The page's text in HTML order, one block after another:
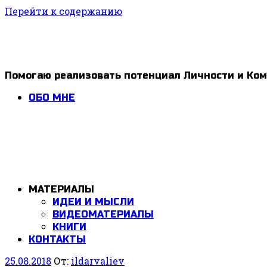
Перейти к содержанию
1ldar
Помогаю реализовать потенциал Личности и
ОБО МНЕ
МАТЕРИАЛЫ
ИДЕИ И МЫСЛИ
ВИДЕОМАТЕРИАЛЫ
КНИГИ
КОНТАКТЫ
25.08.2018 От: ildarvaliev